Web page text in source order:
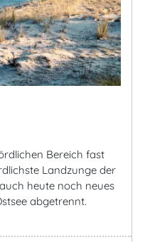
Bereich fast
Landzunge der
heute noch neues
abgetrennt.